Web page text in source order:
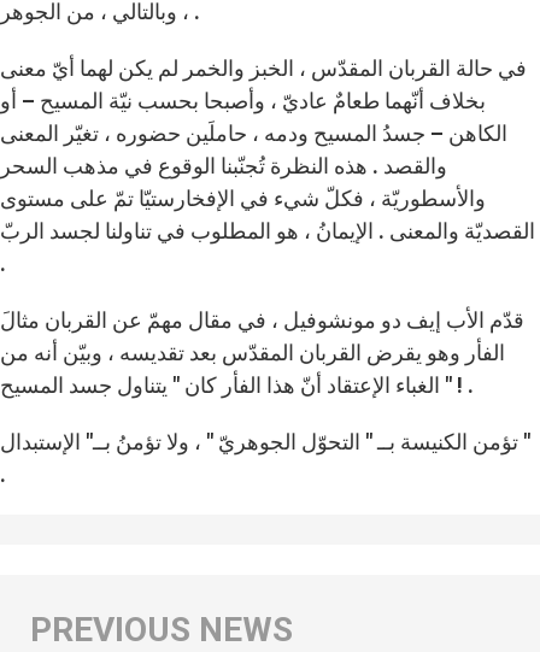
، وبالتالي ، من الجوهر .
في حالة القربان المقدّس ، الخبز والخمر لم يكن لهما أيّ معنى
بخلاف أنّهما طعامٌ عاديّ ، وأصبحا بحسب نيّة المسيح – أو
الكاهن – جسدُ المسيح ودمه ، حاملَين حضوره ، تغيّر المعنى
والقصد . هذه النظرة تُجنّبنا الوقوع في مذهب السحر
والأسطوريّة ، فكلّ شيء في الإفخارستيّا تمّ على مستوى
القصديّة والمعنى . الإيمانُ ، هو المطلوب في تناولنا لجسد الربّ
.
قدّم الأب إيف دو مونشوفيل ، في مقال مهمّ عن القربان مثالَ
الفأر وهو يقرض القربان المقدّس بعد تقديسه ، وبيّن أنه من
الغباء الإعتقاد أنّ هذا الفأر كان " يتناول جسد المسيح " ! .
تؤمن الكنيسة بــ " التحوّل الجوهريّ " ، ولا تؤمنُ بــ" الإستبدال "
.